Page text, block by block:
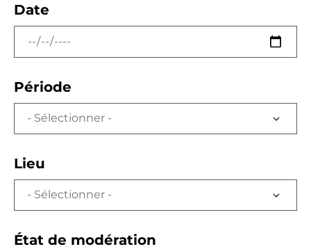
Date
Période
Lieu
État de modération